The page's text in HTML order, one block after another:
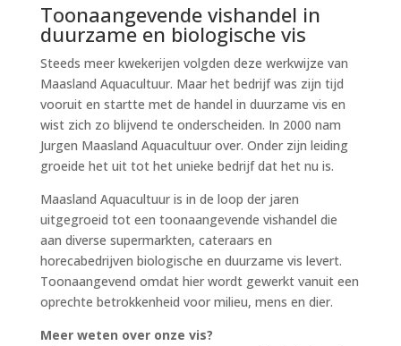
Toonaangevende vishandel in
duurzame en biologische vis
Steeds meer kwekerijen volgden deze werkwijze van
Maasland Aquacultuur. Maar het bedrijf was zijn tijd
vooruit en startte met de handel in duurzame vis en
wist zich zo blijvend te onderscheiden. In 2000 nam
Jurgen Maasland Aquacultuur over. Onder zijn leiding
groeide het uit tot het unieke bedrijf dat het nu is.
Maasland Aquacultuur is in de loop der jaren
uitgegroeid tot een toonaangevende vishandel die
aan diverse supermarkten, cateraars en
horecabedrijven biologische en duurzame vis levert.
Toonaangevend omdat hier wordt gewerkt vanuit een
oprechte betrokkenheid voor milieu, mens en dier.
Meer weten over onze vis?